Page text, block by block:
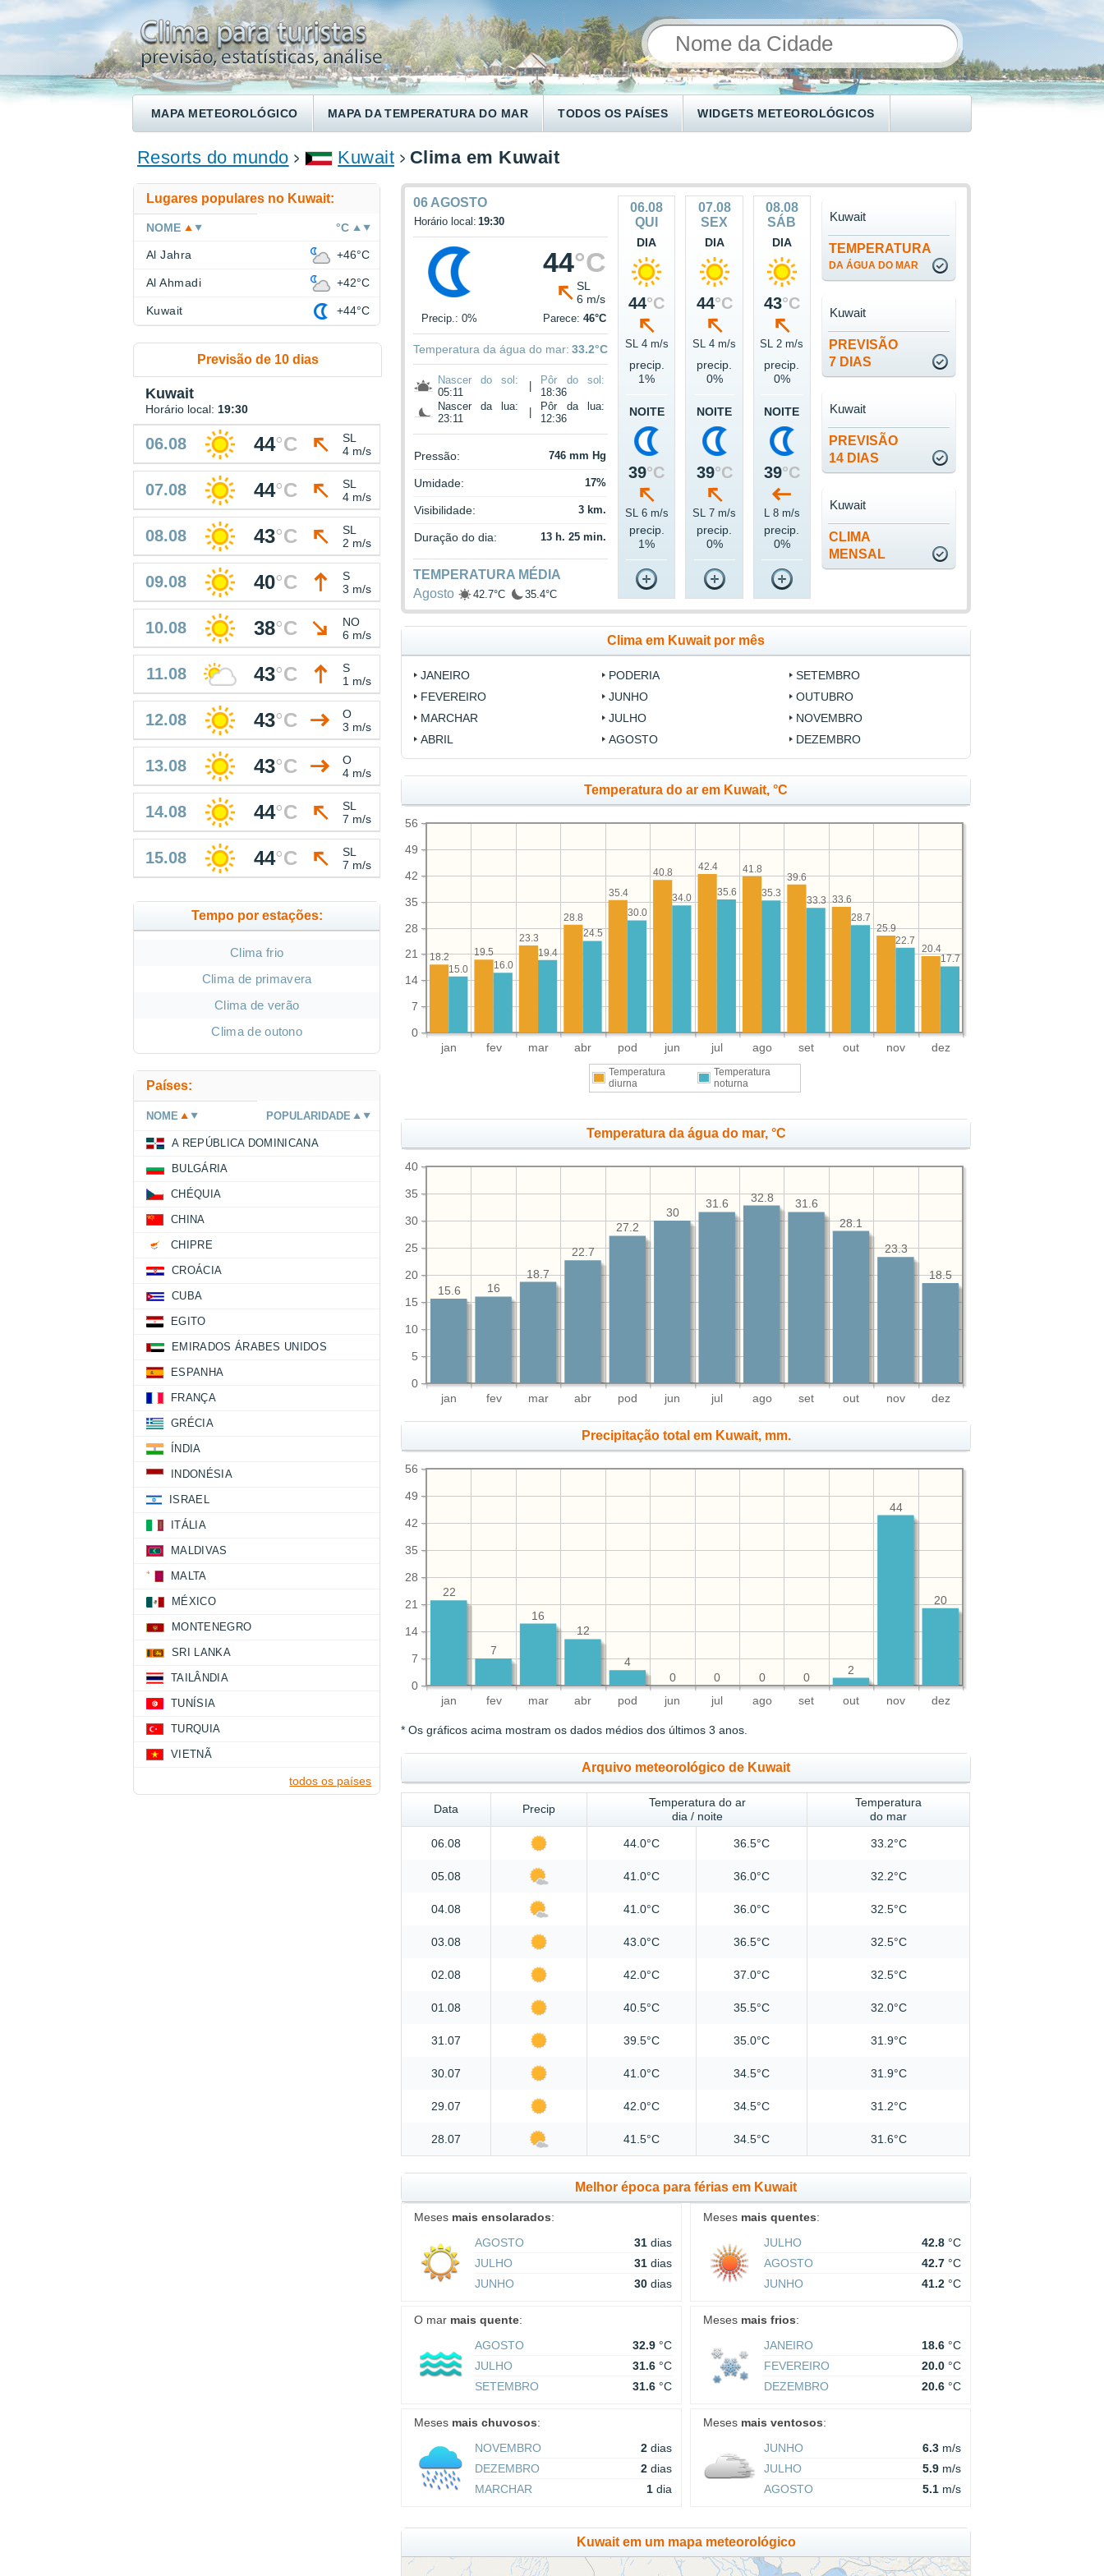
MAPA METEOROLÓGICO MAPA DA TEMPERATURA DO MAR TODOS OS PAÍSES WIDGETS METEOROLÓGICOS
ENCONTRE UM HOTEL
Resorts do mundo Kuwait Clima em Kuwait
06 AGOSTO
Horário local: 19:30
44°C
SL
6 m/s
Precip.: 0% Parece:46°C
Temperatura da água do mar: 33.2°C
Nascer do sol:
05:11
Pôr do sol:
18:36
Nascer da lua:
23:11
Pôr da lua:
12:36
Pressão: 746 mm Hg
Umidade: 17%
Visibilidade: 3 km.
Duração do dia: 13 h. 25 min.
TEMPERATURA MÉDIA
Agosto
42.7°C 35.4°C
06.08
QUI
DIA
44°C
SL 4 m/s
precip.
1%
NOITE
39°C
SL 6 m/s
precip.
1%
07.08
SEX
DIA
44°C
SL 4 m/s
precip.
0%
NOITE
39°C
SL 7 m/s
precip.
0%
08.08
SÁB
DIA
43°C
SL 2 m/s
precip.
0%
NOITE
39°C
L 8 m/s
precip.
0%
TEMPERATURA
DA ÁGUA DO MAR
Kuwait
PREVISÃO
7 DIAS
Kuwait
PREVISÃO
14 DIAS
Kuwait
CLIMA
MENSAL
Kuwait
Clima em Kuwait por mês
JANEIRO
FEVEREIRO
MARCHAR
ABRIL
PODERIA
JUNHO
JULHO
AGOSTO
SETEMBRO
OUTUBRO
NOVEMBRO
DEZEMBRO
Temperatura do ar em Kuwait, °C
jan fev mar abr pod jun jul ago set out nov dez
0
7
14
21
28
35
42
49
56
20.4
25.9
33.6
39.6
41.8
42.4
40.8
35.4
28.8
23.3
19.5
18.2 17.7
22.7
28.7
33.3
35.3
35.6
34.0
30.0
24.5
19.4
16.0
15.0
Temperatura
diurna
Temperatura
noturna
Temperatura da água do mar, °C
jan fev mar abr pod jun jul ago set out nov dez
0
5
10
15
20
25
30
35
40
18.5
23.3
28.1
31.6
32.8
31.6
30
27.2
22.7
18.7
16
15.6
Precipitação total em Kuwait, mm.
jan fev mar abr pod jun jul ago set out nov dez
0
7
14
21
28
35
42
49
56
20
44
2
0
0
0
0
4
12
16
7
22
* Os gráficos acima mostram os dados médios dos últimos 3 anos.
Arquivo meteorológico de Kuwait
Data Precip
Temperatura do ar
dia / noite
Temperatura
do mar
06.08 44.0°C 36.5°C 33.2°C
05.08 41.0°C 36.0°C 32.2°C
04.08 41.0°C 36.0°C 32.5°C
03.08 43.0°C 36.5°C 32.5°C
02.08 42.0°C 37.0°C 32.5°C
01.08 40.5°C 35.5°C 32.0°C
31.07 39.5°C 35.0°C 31.9°C
30.07 41.0°C 34.5°C 31.9°C
29.07 42.0°C 34.5°C 31.2°C
28.07 41.5°C 34.5°C 31.6°C
Melhor época para férias em Kuwait
Meses mais ensolarados:
AGOSTO
31 dias
JULHO
31 dias
JUNHO
30 dias
Meses mais quentes:
JULHO
42.8 °C
AGOSTO
42.7 °C
JUNHO
41.2 °C
O mar mais quente:
AGOSTO
32.9 °C
JULHO
31.6 °C
SETEMBRO
31.6 °C
Meses mais frios:
JANEIRO
18.6 °C
FEVEREIRO
20.0 °C
DEZEMBRO
20.6 °C
Meses mais chuvosos:
NOVEMBRO
2 dias
DEZEMBRO
2 dias
MARCHAR
1 dia
Meses mais ventosos:
JUNHO
6.3 m/s
JULHO
5.9 m/s
AGOSTO
5.1 m/s
Kuwait em um mapa meteorológico
Lugares populares no Kuwait:
NOME °C
Al Jahra +46°C
Al Ahmadi +42°C
Kuwait +44°C
Previsão de 10 dias
Kuwait
Horário local: 19:30
06.08 44°C
SL
4 m/s
07.08 44°C
SL
4 m/s
08.08 43°C
SL
2 m/s
09.08 40°C
S
3 m/s
10.08 38°C
NO
6 m/s
11.08 43°C
S
1 m/s
12.08 43°C
O
3 m/s
13.08 43°C
O
4 m/s
14.08 44°C
SL
7 m/s
15.08 44°C
SL
7 m/s
Tempo por estações:
Clima frio
Clima de primavera
Clima de verão
Clima de outono
Países:
NOME POPULARIDADE
A REPÚBLICA DOMINICANA
BULGÁRIA
CHÉQUIA
CHINA
CHIPRE
CROÁCIA
CUBA
EGITO
EMIRADOS ÁRABES UNIDOS
ESPANHA
FRANÇA
GRÉCIA
ÍNDIA
INDONÉSIA
ISRAEL
ITÁLIA
MALDIVAS
MALTA
MÉXICO
MONTENEGRO
SRI LANKA
TAILÂNDIA
TUNÍSIA
TURQUIA
VIETNÃ
todos os países